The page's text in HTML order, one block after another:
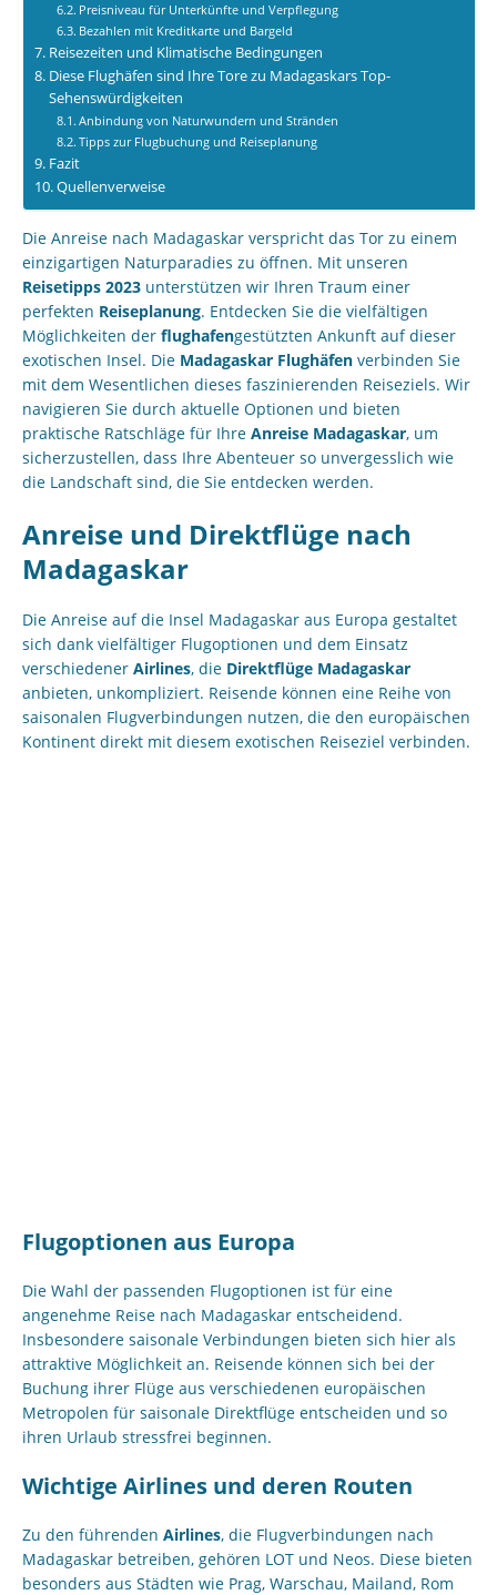
Preisniveau für Unterkünfte und Verpflegung
Bezahlen mit Kreditkarte und Bargeld
Reisezeiten und Klimatische Bedingungen
Diese Flughäfen sind Ihre Tore zu Madagaskars Top-
Sehenswürdigkeiten
Anbindung von Naturwundern und Stränden
Tipps zur Flugbuchung und Reiseplanung
Fazit
Quellenverweise
Die Anreise nach Madagaskar verspricht das Tor zu einem
einzigartigen Naturparadies zu öffnen. Mit unseren
Reisetipps 2023 unterstützen wir Ihren Traum einer
perfekten Reiseplanung. Entdecken Sie die vielfältigen
Möglichkeiten der flughafengestützten Ankunft auf dieser
exotischen Insel. Die Madagaskar Flughäfen verbinden Sie
mit dem Wesentlichen dieses faszinierenden Reiseziels. Wir
navigieren Sie durch aktuelle Optionen und bieten
praktische Ratschläge für Ihre Anreise Madagaskar, um
sicherzustellen, dass Ihre Abenteuer so unvergesslich wie
die Landschaft sind, die Sie entdecken werden.
Anreise und Direktflüge nach
Madagaskar
Die Anreise auf die Insel Madagaskar aus Europa gestaltet
sich dank vielfältiger Flugoptionen und dem Einsatz
verschiedener Airlines, die Direktflüge Madagaskar
anbieten, unkompliziert. Reisende können eine Reihe von
saisonalen Flugverbindungen nutzen, die den europäischen
Kontinent direkt mit diesem exotischen Reiseziel verbinden.
Flugoptionen aus Europa
Die Wahl der passenden Flugoptionen ist für eine
angenehme Reise nach Madagaskar entscheidend.
Insbesondere saisonale Verbindungen bieten sich hier als
attraktive Möglichkeit an. Reisende können sich bei der
Buchung ihrer Flüge aus verschiedenen europäischen
Metropolen für saisonale Direktflüge entscheiden und so
ihren Urlaub stressfrei beginnen.
Wichtige Airlines und deren Routen
Zu den führenden Airlines, die Flugverbindungen nach
Madagaskar betreiben, gehören LOT und Neos. Diese bieten
besonders aus Städten wie Prag, Warschau, Mailand, Rom